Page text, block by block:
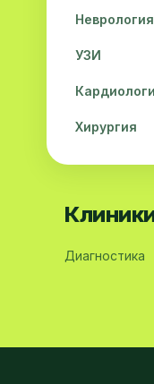
Неврология
УЗИ
Хирургия
Диагностика